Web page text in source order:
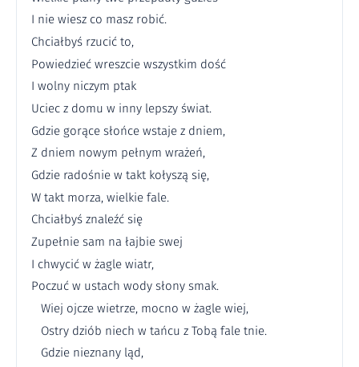
I nie wiesz co masz robić.
Chciałbyś rzucić to,
Powiedzieć wreszcie wszystkim dość
I wolny niczym ptak
Uciec z domu w inny lepszy świat.
Gdzie gorące słońce wstaje z dniem,
Z dniem nowym pełnym wrażeń,
Gdzie radośnie w takt kołyszą się,
W takt morza, wielkie fale.
Chciałbyś znaleźć się
Zupełnie sam na łajbie swej
I chwycić w żagle wiatr,
Poczuć w ustach wody słony smak.
Wiej ojcze wietrze, mocno w żagle wiej,
Ostry dziób niech w tańcu z Tobą fale tnie.
Gdzie nieznany ląd,